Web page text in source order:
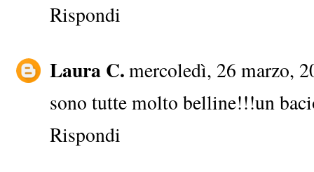
Rispondi
Laura C.mercoledì, 26 marzo,
sono tutte molto belline!!!un
Rispondi